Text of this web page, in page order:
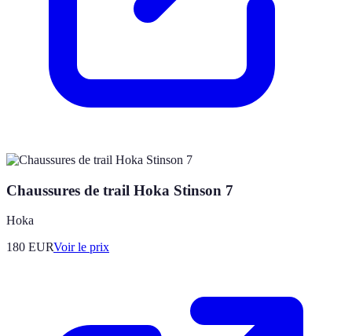
Chaussures de trail Hoka Stinson 7
Hoka
180 EURVoir le prix